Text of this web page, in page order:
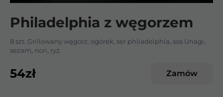
Philadelphia z węgorzem
8 szt. Grillowany węgorz, ogórek, ser philadelphia, sos Unagi,
sezam, nori, ryż.
54zł Zamów